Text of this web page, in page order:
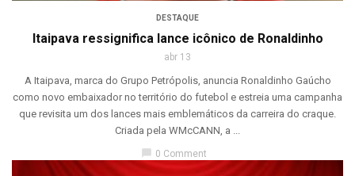
DESTAQUE
Itaipava ressignifica lance icônico de Ronaldinho
abr 13
A Itaipava, marca do Grupo Petrópolis, anuncia Ronaldinho Gaúcho
como novo embaixador no território do futebol e estreia uma campanha
que revisita um dos lances mais emblemáticos da carreira do craque.
Criada pela WMcCANN, a ...
0 Comment